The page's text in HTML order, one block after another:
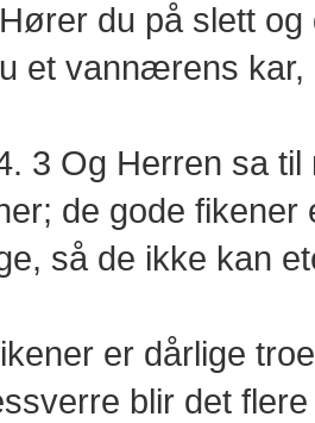
du på slett
et vannærens kar,
3 Og Herren sa
de gode
så de ikke kan
er dårlige
blir det